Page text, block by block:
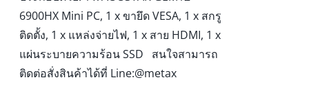
6900HX Mini PC, 1 x ขายึด VESA, 1 x สกรู
ติดตั้ง, 1 x แหล่งจ่ายไฟ, 1 x สาย HDMI, 1 x
แผ่นระบายความร้อน SSD สนใจสามารถ
ติดต่อสั่งสินค้าได้ที่ Line:@metax